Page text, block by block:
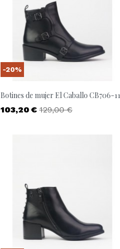
Botines de mujer El Caballo CB706-11
Precio
103,20 € Precio base
129,00 €
-20%